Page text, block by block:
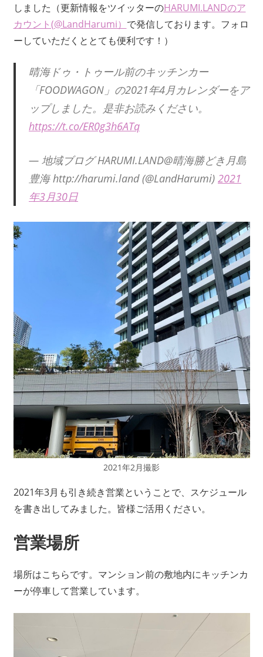
しました（更新情報をツイッターのHARUMI.LANDのア
カウント(@LandHarumi） で発信しております。フォロ
ーしていただくととても便利です！）
晴海ドゥ・トゥール前のキッチンカー
「FOODWAGON」の2021年4月カレンダーをア
ップしました。是非お読みください。
https://t.co/ER0g3h6ATq
— 地域ブログ HARUMI.LAND@晴海勝どき月島
豊海 http://harumi.land (@LandHarumi) 2021
年3月30日
2021年2月撮影
2021年3月も引き続き営業ということで、スケジュール
を書き出してみました。皆様ご活用ください。
営業場所
場所はこちらです。マンション前の敷地内にキッチンカ
ーが停車して営業しています。